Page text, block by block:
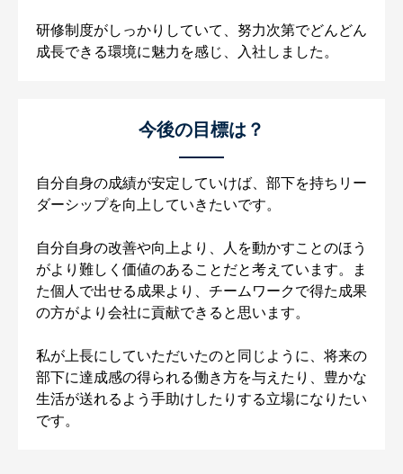
研修制度がしっかりしていて、努力次第でどんどん
成長できる環境に魅力を感じ、入社しました。
今後の目標は？
自分自身の成績が安定していけば、部下を持ちリー
ダーシップを向上していきたいです。
自分自身の改善や向上より、人を動かすことのほう
がより難しく価値のあることだと考えています。ま
た個人で出せる成果より、チームワークで得た成果
の方がより会社に貢献できると思います。
私が上長にしていただいたのと同じように、将来の
部下に達成感の得られる働き方を与えたり、豊かな
生活が送れるよう手助けしたりする立場になりたい
です。